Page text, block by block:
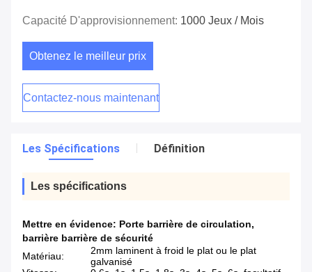
Capacité D'approvisionnement: 1000 Jeux / Mois
Obtenez le meilleur prix
Contactez-nous maintenant
Les Spécifications Définition
Les spécifications
Mettre en évidence: Porte barrière de circulation,
barrière barrière de sécurité
Matériau:
2mm laminent à froid le plat ou le plat
galvanisé